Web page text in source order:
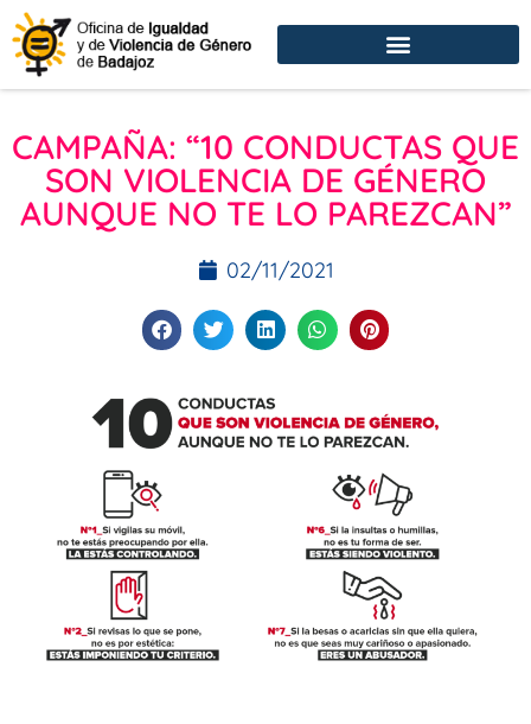
CAMPAÑA: “10 CONDUCTAS QUE
SON VIOLENCIA DE GÉNERO
AUNQUE NO TE LO PAREZCAN”
02/11/2021